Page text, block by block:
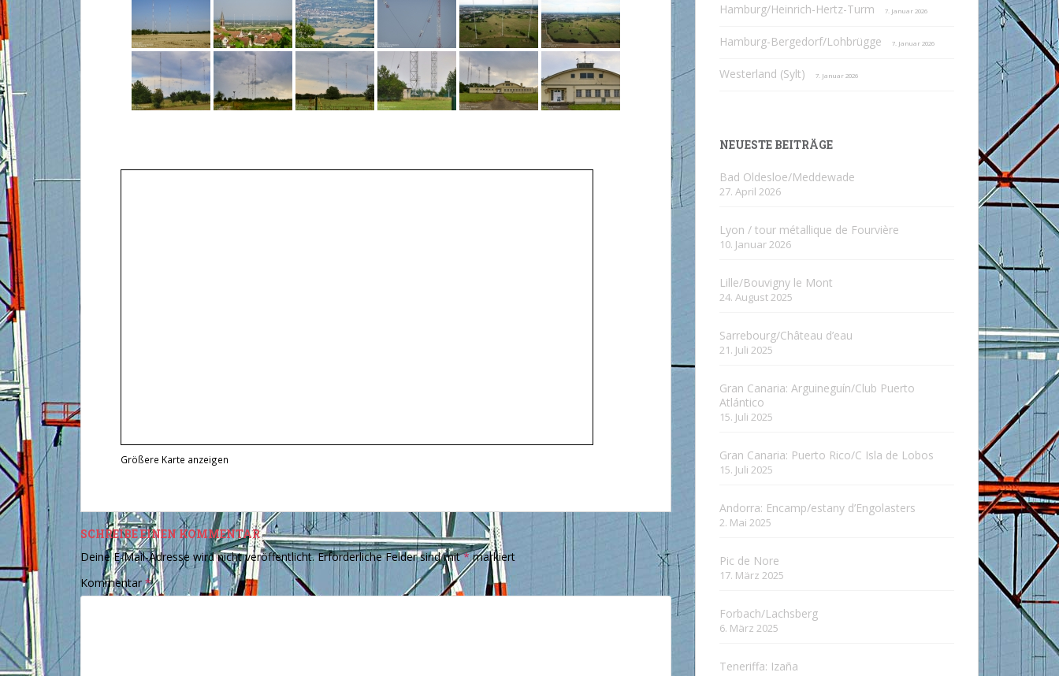
Größere Karte anzeigen
SCHREIBE EINEN KOMMENTAR
Deine E-Mail-Adresse wird nicht veröffentlicht. Erforderliche Felder sind mit*markiert
Kommentar*
Hamburg/Heinrich-Hertz-Turm 7. Januar 2026
Hamburg-Bergedorf/Lohbrügge 7. Januar 2026
Westerland (Sylt) 7. Januar 2026
NEUESTE BEITRÄGE
Bad Oldesloe/Meddewade
27. April 2026
Lyon / tour métallique de Fourvière
10. Januar 2026
Lille/Bouvigny le Mont
24. August 2025
Sarrebourg/Château d’eau
21. Juli 2025
Gran Canaria: Arguineguín/Club Puerto
Atlántico
15. Juli 2025
Gran Canaria: Puerto Rico/C Isla de Lobos
15. Juli 2025
Andorra: Encamp/estany d’Engolasters
2. Mai 2025
Pic de Nore
17. März 2025
Forbach/Lachsberg
6. März 2025
Teneriffa: Izaña